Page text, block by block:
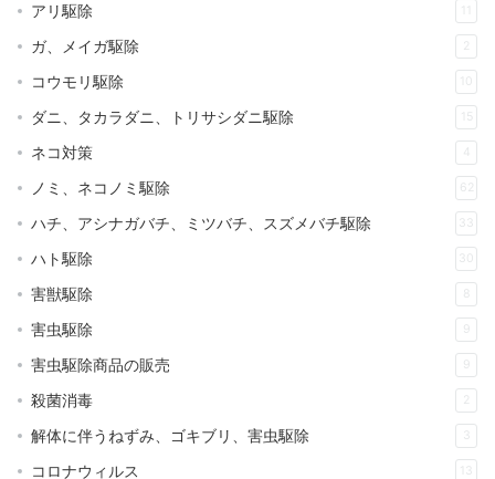
アリ駆除
ガ、メイガ駆除 2
コウモリ駆除 10
ダニ、タカラダニ、トリサシダニ駆除 15
ネコ対策 4
ノミ、ネコノミ駆除 62
ハチ、アシナガバチ、ミツバチ、スズメバチ駆除 33
ハト駆除 30
害獣駆除 8
害虫駆除 9
害虫駆除商品の販売 9
殺菌消毒 2
解体に伴うねずみ、ゴキブリ、害虫駆除 3
コロナウィルス 13